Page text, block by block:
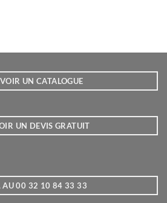
UN CATALOGUE
UN DEVIS GRATUIT
AU 00 32 10 84 33 33